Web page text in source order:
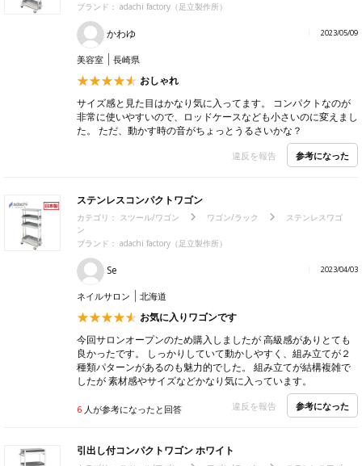
ブランド： adachi factory（足立製作所）
かわゆ 2023/05/09
美容室 長崎県
おしゃれ
サイズ感と見た目はかなり気に入ってます。 コンパクトなのが
非常に使いやすいので、ロッドケースなども小さいのに変えまし
た。 ただ、動かす時の音がちょっとうるさいかな？
違反を報告 参考になった
ステンレスコンパクトワゴン
カテゴリ： スツール/ワゴン ワゴン/ラック
ステンレスワゴ
ン
ブランド： adachi factory（足立製作所）
Se 2023/04/03
ネイルサロン 北海道
お気に入りワゴンです
今回サロンオープンのため購入しましたが 高級感がありとても
良かったです。 しっかりしていて動かしやすく、組み立てが２
種類パターンがあるのも魅力的でした。 組み立てが結構複雑で
したが 素材感やサイズなどかなり気に入っています。
6 人が参考になったと回答 違反を報告 参考になった
引出し付コンパクトワゴン ホワイト